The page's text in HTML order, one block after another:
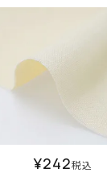
¥242税込